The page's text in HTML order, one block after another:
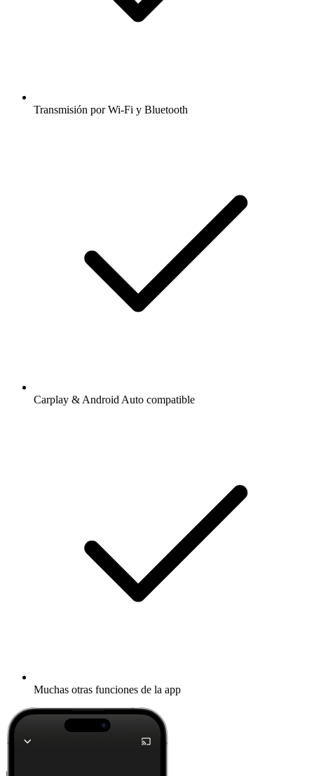
Transmisión por Wi-Fi y Bluetooth
Carplay & Android Auto compatible
Muchas otras funciones de la app